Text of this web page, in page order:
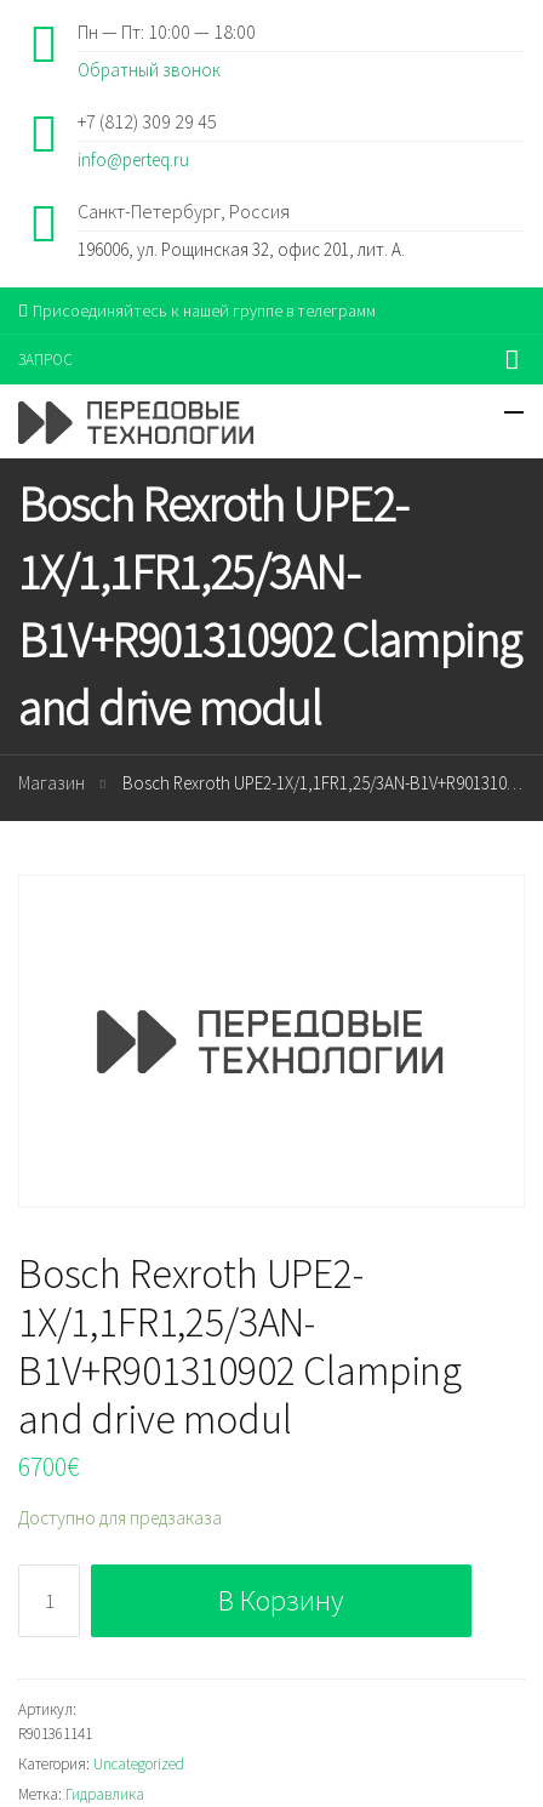
Пн — Пт: 10:00 — 18:00
Обратный звонок
+7 (812) 309 29 45
info@perteq.ru
Санкт-Петербург, Россия
196006, ул. Рощинская 32, офис 201, лит. А.
Присоединяйтесь к нашей группе в телеграмм
ЗАПРОС
Bosch Rexroth UPE2-
1X/1,1FR1,25/3AN-
B1V+R901310902 Clamping
and drive modul
Магазин Bosch Rexroth UPE2-1X/1,1FR1,25/3AN-B1V+R901310902 Clamping and drive modul
Bosch Rexroth UPE2-
1X/1,1FR1,25/3AN-
B1V+R901310902 Clamping
and drive modul
6700€
Доступно для предзаказа
Bosch
Rexroth
UPE2-
1X/1,1FR1,25/3AN-
B1V+R901310902
Clamping
В Корзину
Артикул:
R901361141
Категория: Uncategorized
Метка: Гидравлика